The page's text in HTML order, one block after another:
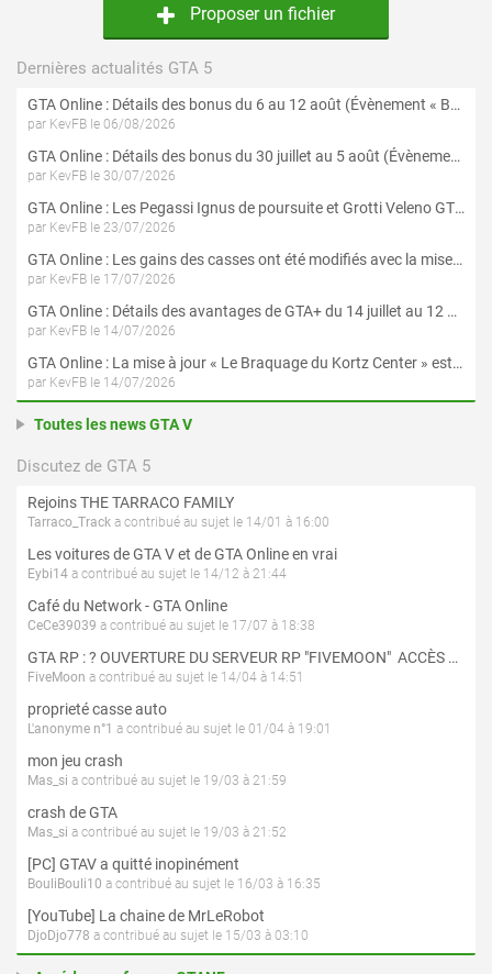
Proposer un fichier
Dernières actualités GTA 5
GTA Online : Détails des bonus du 6 au 12 août (Évènement « Braquages de l'été » - Suite et fin)
par KevFB le 06/08/2026
GTA Online : Détails des bonus du 30 juillet au 5 août (Évènement « Braquages d'été »)
par KevFB le 30/07/2026
GTA Online : Les Pegassi Ignus de poursuite et Grotti Veleno GT sont maintenant disponibles
par KevFB le 23/07/2026
GTA Online : Les gains des casses ont été modifiés avec la mise à jour « Le Braquage du Kortz Center »
par KevFB le 17/07/2026
GTA Online : Détails des avantages de GTA+ du 14 juillet au 12 août
par KevFB le 14/07/2026
GTA Online : La mise à jour « Le Braquage du Kortz Center » est maintenant disponible
par KevFB le 14/07/2026
Toutes les news GTA V
Discutez de GTA 5
Rejoins THE TARRACO FAMILY
Tarraco_Track a contribué au sujet le 14/01 à 16:00
Les voitures de GTA V et de GTA Online en vrai
Eybi14 a contribué au sujet le 14/12 à 21:44
Café du Network - GTA Online
CeCe39039 a contribué au sujet le 17/07 à 18:38
GTA RP : ? OUVERTURE DU SERVEUR RP "FIVEMOON"  ACCÈS LIBRE ?
FiveMoon a contribué au sujet le 14/04 à 14:51
proprieté casse auto
L'anonyme n°1 a contribué au sujet le 01/04 à 19:01
mon jeu crash
Mas_si a contribué au sujet le 19/03 à 21:59
crash de GTA
Mas_si a contribué au sujet le 19/03 à 21:52
[PC] GTAV a quitté inopinément
BouliBouli10 a contribué au sujet le 16/03 à 16:35
[YouTube] La chaine de MrLeRobot
DjoDjo778 a contribué au sujet le 15/03 à 03:10